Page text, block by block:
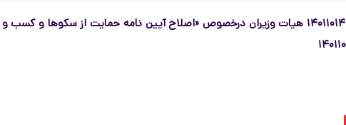
تصویبنامه مصوب جلسه مورخ ۱۴۰۱۱۰۱۴ هیات وزیران درخصوص «اصلاح آیین نامه حمایت از